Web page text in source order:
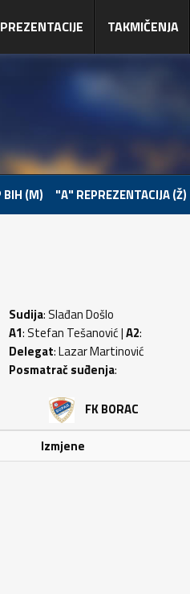
TAKMIČENJA
BIH (M) "A" REPREZENTACIJA (Ž)
Sudija: Slađan Došlo
A1: Stefan Tešanović |A2:
Delegat: Lazar Martinović
Posmatrač suđenja:
FK BORAC
Izmjene